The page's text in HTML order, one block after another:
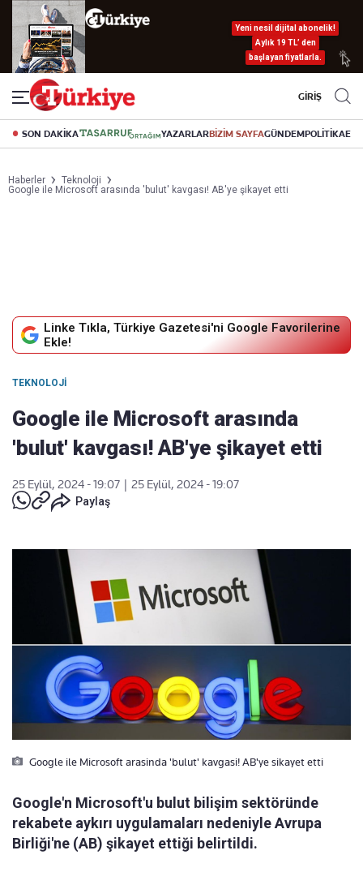
Yeni nesil dijital abonelik!
Aylık 19 TL’ den
başlayan fiyatlarla.
GİRİŞ
SON DAKİKA YAZARLARBİZİM SAYFAGÜNDEMPOLİTİKA
Haberler
Teknoloji
Google ile Microsoft arasında 'bulut' kavgası! AB'ye şikayet etti
Linke Tıkla, Türkiye Gazetesi'ni Google Favorilerine
Ekle!
TEKNOLOJI
Google ile Microsoft arasında
'bulut' kavgası! AB'ye şikayet etti
25 Eylül, 2024 - 19:07
25 Eylül, 2024 - 19:07
Paylaş
Google ile Microsoft arasinda 'bulut' kavgasi! AB'ye sikayet etti
Google'n Microsoft'u bulut bilişim sektöründe
rekabete aykırı uygulamaları nedeniyle Avrupa
Birliği'ne (AB) şikayet ettiği belirtildi.